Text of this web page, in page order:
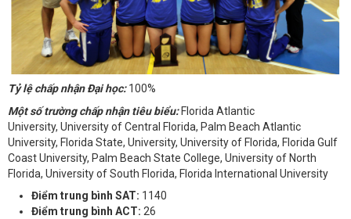
Tỷ lệ chấp nhận Đại học:100%
Một số trường chấp nhận tiêu biểu:Florida Atlantic
University, University of Central Florida, Palm Beach Atlantic
University, Florida State, University, University of Florida, Florida Gulf
Coast University, Palm Beach State College, University of North
Florida, University of South Florida, Florida International University
Điểm trung bình SAT: 1140
Điểm trung bình ACT: 26